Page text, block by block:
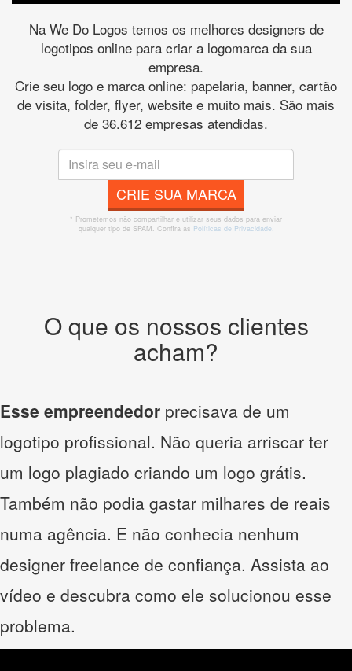
Na We Do Logos temos os melhores designers de
logotipos online para criar a logomarca da sua
empresa.
Crie seu logo e marca online: papelaria, banner, cartão
de visita, folder, flyer, website e muito mais. São mais
de 36.612 empresas atendidas.
CRIE SUA MARCA
* Prometemos não compartilhar e utilizar seus dados para enviar
qualquer tipo de SPAM. Confira as Políticas de Privacidade.
O que os nossos clientes
acham?
Esse empreendedor precisava de um
logotipo profissional. Não queria arriscar ter
um logo plagiado criando um logo grátis.
Também não podia gastar milhares de reais
numa agência. E não conhecia nenhum
designer freelance de confiança. Assista ao
vídeo e descubra como ele solucionou esse
problema.